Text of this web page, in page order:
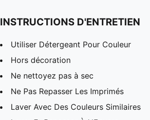
INSTRUCTIONS D'ENTRETIEN
Utiliser Détergeant Pour Couleur
Hors décoration
Ne nettoyez pas à sec
Ne Pas Repasser Les Imprimés
Laver Avec Des Couleurs Similaires